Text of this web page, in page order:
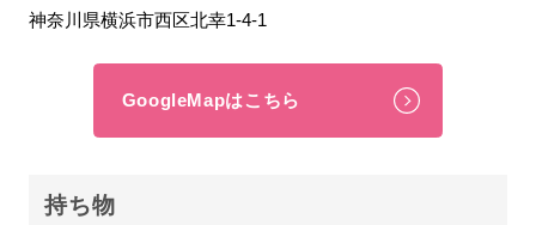
神奈川県横浜市西区北幸1-4-1
GoogleMapはこちら
持ち物